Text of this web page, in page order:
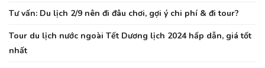
Tư vấn: Du lịch 2/9 nên đi đâu chơi, gợi ý chi phí & đi tour?
Tour du lịch nước ngoài Tết Dương lịch 2024 hấp dẫn, giá tốt
nhất